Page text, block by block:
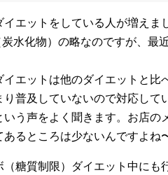
イエットをしている人が増え
水化物）の略なのですが、最
イエットは他のダイエットと
り普及していないので対応し
いう声をよく聞きます。お店の
るところは少ないんですよね
（糖質制限）ダイエット中にも